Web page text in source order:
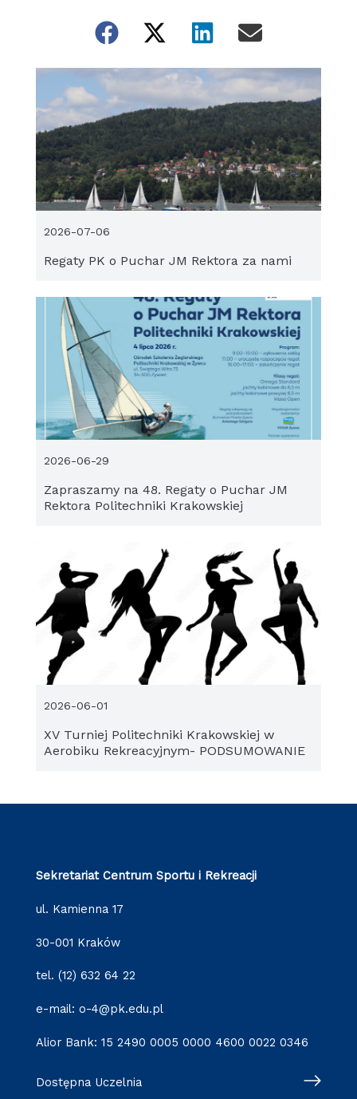
Regaty PK o Puchar JM Rektora za nami
2026-07-06
Zapraszamy na 48. Regaty o Puchar JM
Rektora Politechniki Krakowskiej
2026-06-29
XV Turniej Politechniki Krakowskiej w
Aerobiku Rekreacyjnym- PODSUMOWANIE
2026-06-01
Sekretariat Centrum Sportu i Rekreacji
ul. Kamienna 17
30-001 Kraków
tel. (12) 632 64 22
e-mail: o-4@pk.edu.pl
Alior Bank: 15 2490 0005 0000 4600 0022 0346
Dostępna Uczelnia